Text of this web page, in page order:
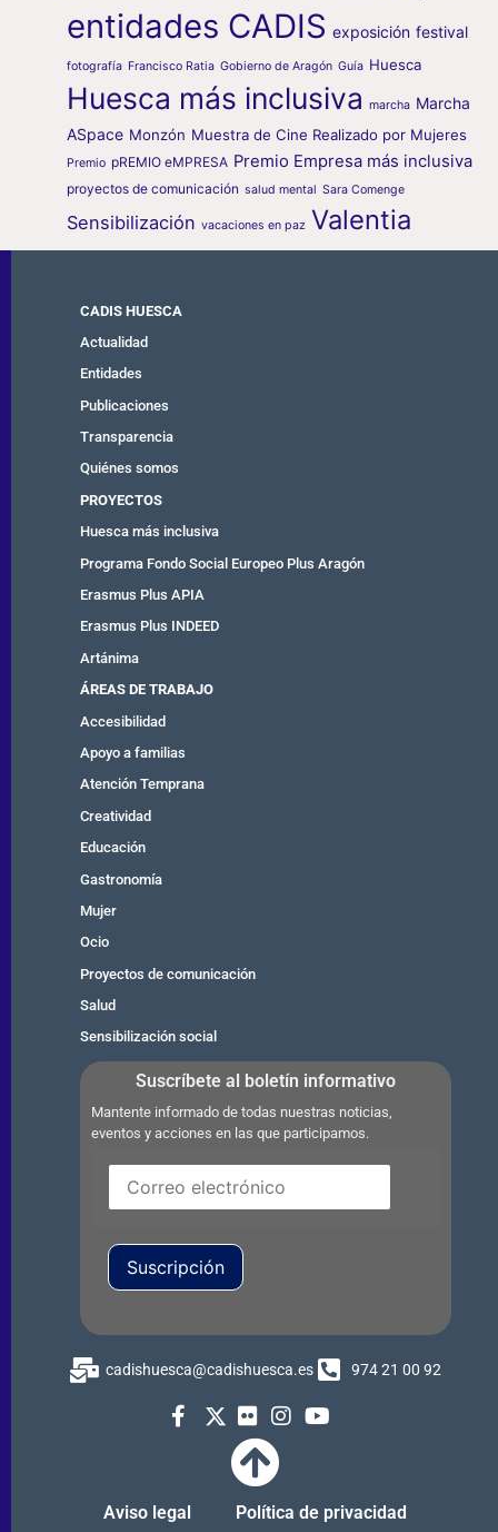
entidades CADIS exposición festival
fotografía Francisco Ratia Gobierno de Aragón Guía Huesca
Huesca más inclusiva marcha Marcha
ASpace Monzón Muestra de Cine Realizado por Mujeres
Premio pREMIO eMPRESA Premio Empresa más inclusiva
proyectos de comunicación salud mental Sara Comenge
Sensibilización vacaciones en paz Valentia
CADIS HUESCA
Actualidad
Entidades
Publicaciones
Transparencia
Quiénes somos
PROYECTOS
Huesca más inclusiva
Programa Fondo Social Europeo Plus Aragón
Erasmus Plus APIA
Erasmus Plus INDEED
Artánima
ÁREAS DE TRABAJO
Accesibilidad
Apoyo a familias
Atención Temprana
Creatividad
Educación
Gastronomía
Mujer
Ocio
Proyectos de comunicación
Salud
Sensibilización social
Suscríbete al boletín informativo
Mantente informado de todas nuestras noticias,
eventos y acciones en las que participamos.
Suscripción
cadishuesca@cadishuesca.es 974 21 00 92
Aviso legal Política de privacidad